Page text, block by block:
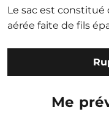
Le sac est
aérée faite de fils
Me